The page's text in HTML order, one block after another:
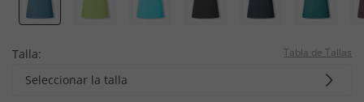
Talla: Tabla de Tallas
Seleccionar la talla